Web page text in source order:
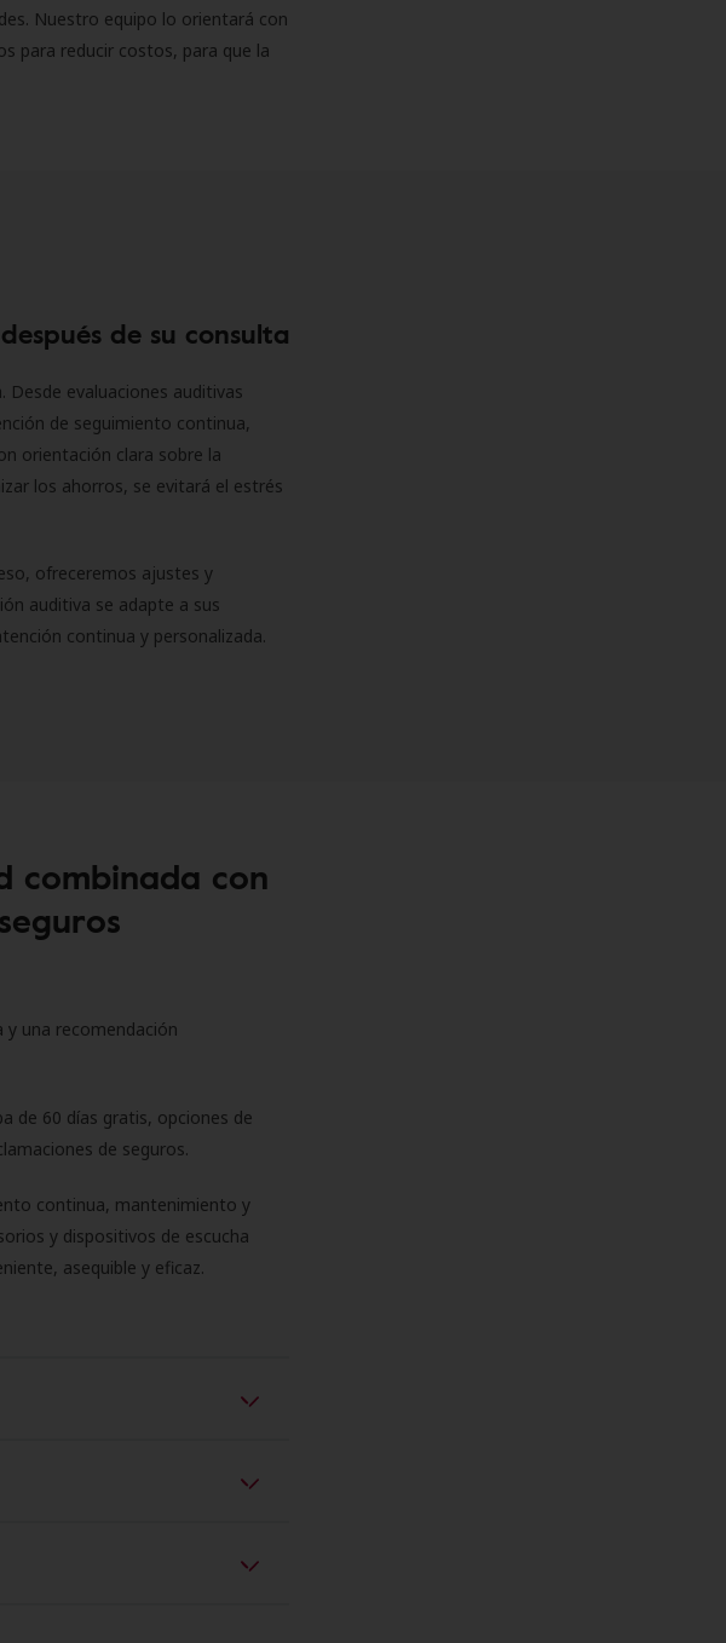
Nuestro equipo lo orientará con
para reducir costos, para que la
de su consulta
Desde evaluaciones auditivas
de seguimiento continua,
orientación clara sobre la
los ahorros, se evitará el estrés
ofreceremos ajustes y
auditiva se adapte a sus
continua y personalizada.
combinada con
y una recomendación
de 60 días gratis, opciones de
de seguros.
continua, mantenimiento y
y dispositivos de escucha
asequible y eficaz.